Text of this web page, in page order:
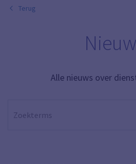
Terug
Alle nieuws over